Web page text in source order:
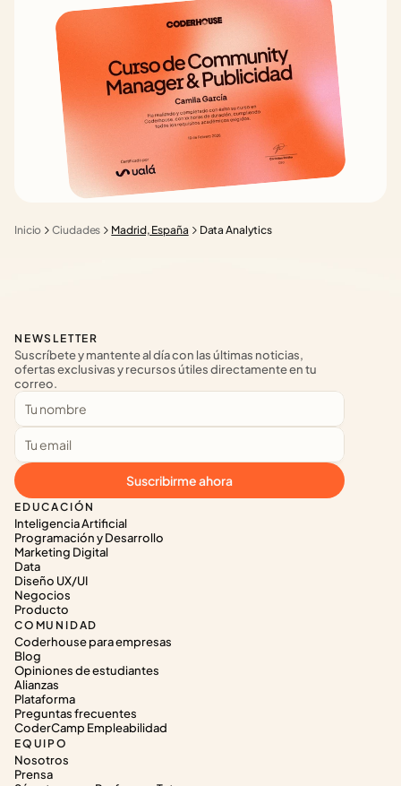
Inicio Ciudades Madrid, España Data Analytics
EDUCACIÓN
Inteligencia Artificial
Programación y Desarrollo
Marketing Digital
Data
Diseño UX/UI
Negocios
Producto
COMUNIDAD
Coderhouse para empresas
Blog
Opiniones de estudiantes
Alianzas
Plataforma
Preguntas frecuentes
CoderCamp Empleabilidad
EQUIPO
Nosotros
Prensa
NEWSLETTER
Suscríbete y mantente al día con las últimas noticias,
ofertas exclusivas y recursos útiles directamente en tu
correo.
Suscribirme ahora